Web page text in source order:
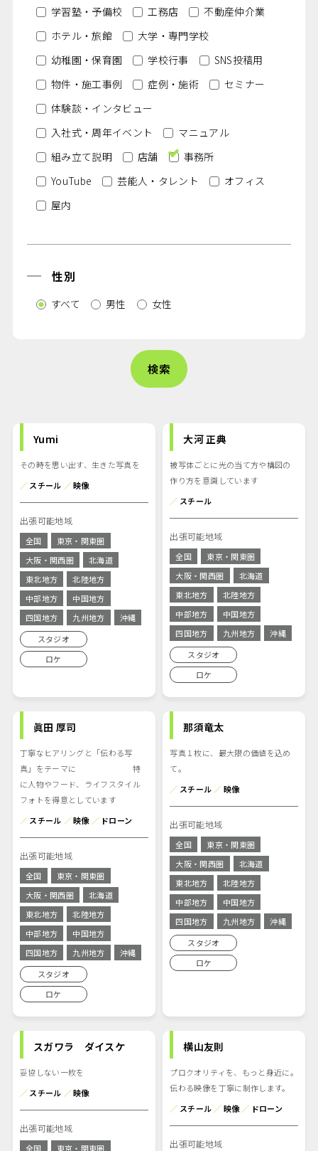
学習塾・予備校
工務店
不動産仲介業
ホテル・旅館
大学・専門学校
幼稚園・保育園
学校行事
SNS投稿用
物件・施工事例
症例・施術
セミナー
体験談・インタビュー
入社式・周年イベント
マニュアル
組み立て説明
店舗
事務所
YouTube
芸能人・タレント
オフィス
屋内
性別
すべて 男性 女性
Yumi
その時を思い出す、生きた写真を
／スチール ／映像
出張可能地域
全国
東京・関東圏
大阪・関西圏
北海道
東北地方
北陸地方
中部地方
中国地方
四国地方
九州地方
沖縄
スタジオ
ロケ
大河 正典
被写体ごとに光の当て方や構図の
作り方を意識しています
／ スチール
出張可能地域
全国
東京・関東圏
大阪・関西圏
北海道
東北地方
北陸地方
中部地方
中国地方
四国地方
九州地方
沖縄
スタジオ
ロケ
眞田 厚司
丁寧なヒアリングと「伝わる写
真」をテーマに 特
に人物やフード、ライフスタイル
フォトを得意としています
／スチール ／映像 ／ ドローン
出張可能地域
全国
東京・関東圏
大阪・関西圏
北海道
東北地方
北陸地方
中部地方
中国地方
四国地方
九州地方
沖縄
スタジオ
ロケ
那須竜太
写真１枚に、最大限の価値を込め
て。
／ スチール ／映像
出張可能地域
全国
東京・関東圏
大阪・関西圏
北海道
東北地方
北陸地方
中部地方
中国地方
四国地方
九州地方
沖縄
スタジオ
ロケ
スガワラ ダイスケ
妥協しない一枚を
／スチール ／映像
出張可能地域
全国 東京・関東圏
横山友則
プロクオリティを、もっと身近に。
伝わる映像を丁寧に制作します。
／ スチール ／映像 ／ ドローン
出張可能地域